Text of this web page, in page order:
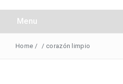
Obreros
Menu
Home / / corazón limpio